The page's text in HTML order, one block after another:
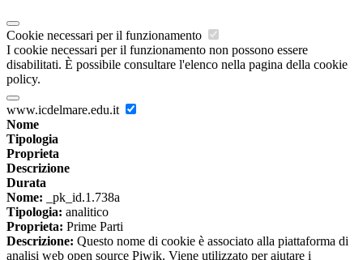
Cookie necessari per il funzionamento
I cookie necessari per il funzionamento non possono essere
disabilitati. È possibile consultare l'elenco nella pagina della cookie
policy.
www.icdelmare.edu.it
Nome
Tipologia
Proprieta
Descrizione
Durata
Nome: _pk_id.1.738a
Tipologia: analitico
Proprieta: Prime Parti
Descrizione: Questo nome di cookie è associato alla piattaforma di
analisi web open source Piwik. Viene utilizzato per aiutare i